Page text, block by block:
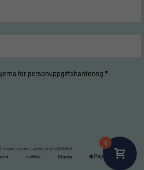
förpersonuppgiftshantering .*
0